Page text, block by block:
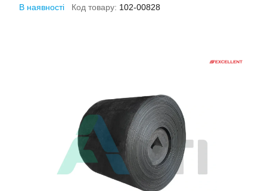
В наявності Код товару: 102-00828